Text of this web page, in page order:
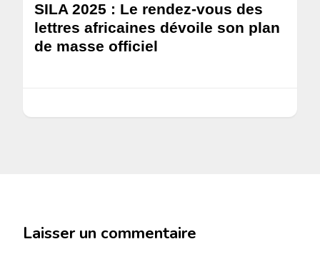
SILA 2025 : Le rendez-vous des
lettres africaines dévoile son plan
de masse officiel
Laisser un commentaire